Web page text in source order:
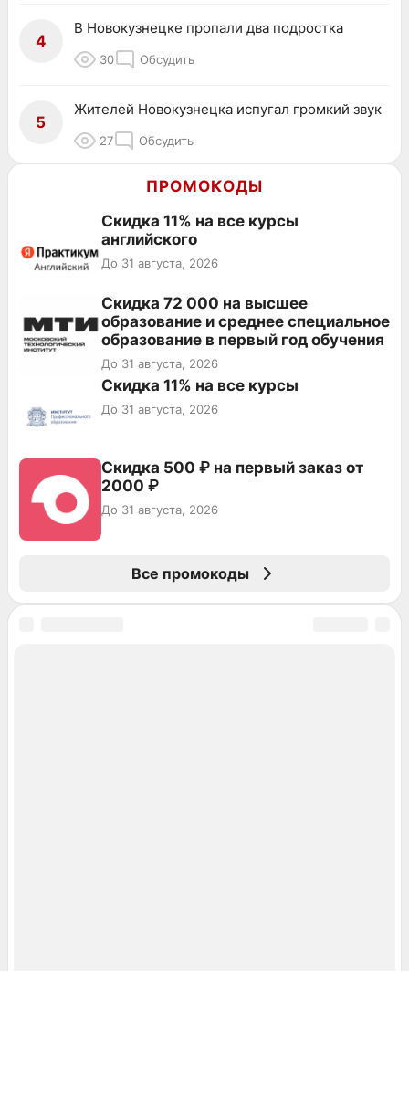
4
В Новокузнецке пропали два подростка
30 Обсудить
5
Жителей Новокузнецка испугал громкий звук
27 Обсудить
ПРОМОКОДЫ
Скидка 11% на все курсы
английского
До 31 августа, 2026
Скидка 72 000 на высшее
образование и среднее специальное
образование в первый год обучения
До 31 августа, 2026
Скидка 11% на все курсы
До 31 августа, 2026
Скидка 500 ₽ на первый заказ от
2000 ₽
До 31 августа, 2026
Все промокоды